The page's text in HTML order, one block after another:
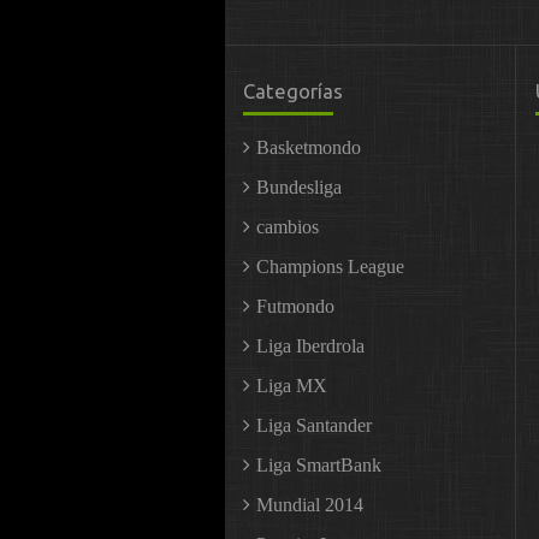
Categorías
Basketmondo
Bundesliga
cambios
Champions League
Futmondo
Liga Iberdrola
Liga MX
Liga Santander
Liga SmartBank
Mundial 2014